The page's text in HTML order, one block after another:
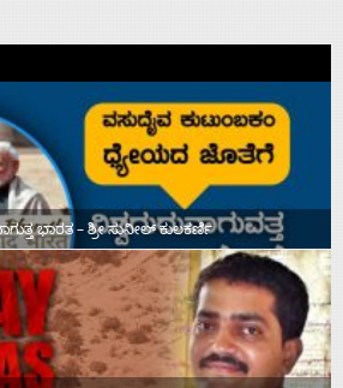
ಭಾರತ – ಶ್ರೀ ಸುನೀಲ್‌ ಕುಲಕರ್ಣಿ